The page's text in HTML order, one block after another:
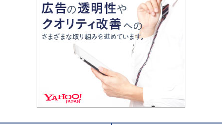
鳥取県
島根県 岡山県 広島県
香川県
高知県
長崎県 熊本県
鹿児島県 沖縄県
中学受験に熱心な市区町村ランキング
小学校受験
家庭教師
情報Ⅰ、数学が苦手な人注目！最短距離の学力
アップ法
悩み多き「大学受験」相談室
英語・英会話・英検対策
小学校教師が解説！中学受験のリアル
教育ジャーナリストが徹底解説！ 大学受験の羅
ママテクエグザム
進化する中高一貫校・高校